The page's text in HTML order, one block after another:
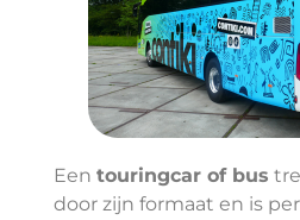
Een touringcar of bus
door zijn formaat en is